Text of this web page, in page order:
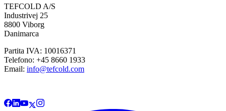
TEFCOLD A/S
Industrivej 25
8800 Viborg
Danimarca
Partita IVA: 10016371
Telefono: +45 8660 1933
Email: info@tefcold.com